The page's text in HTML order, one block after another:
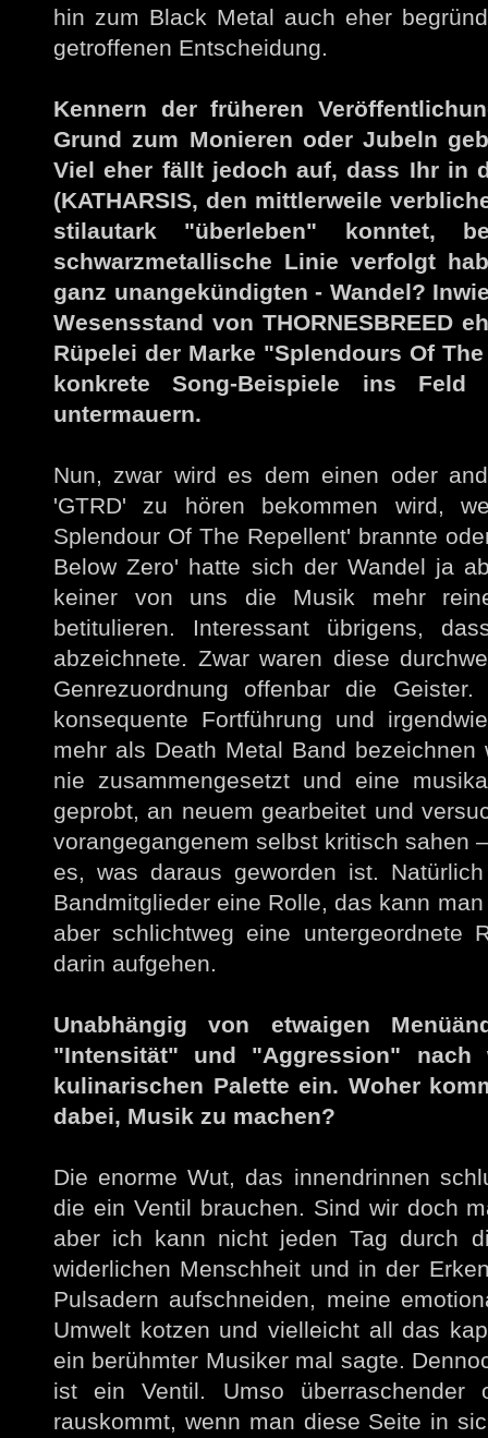
hin zum Black Metal auch eher
getroffenen Entscheidung.
Kennern der früheren
Grund zum Monieren oder Jubeln
Viel eher fällt jedoch auf, dass Ihr in
(KATHARSIS, den mittlerweile
stilautark "überleben"
schwarzmetallische Linie verfolgt
ganz unangekündigten - Wandel?
Wesensstand von THORNESBREED
Rüpelei der Marke "Splendours Of
konkrete Song-Beispiele ins
untermauern.
Nun, zwar wird es dem einen oder
'GTRD' zu hören bekommen wird,
Splendour Of The Repellent' brannte
Below Zero' hatte sich der Wandel ja
keiner von uns die Musik mehr
betitulieren. Interessant übrigens,
abzeichnete. Zwar waren diese
Genrezuordnung offenbar die
konsequente Fortführung und
mehr als Death Metal Band
nie zusammengesetzt und eine
geprobt, an neuem gearbeitet und
vorangegangenem selbst kritisch sahen
es, was daraus geworden ist.
Bandmitglieder eine Rolle, das kann
aber schlichtweg eine
darin aufgehen.
Unabhängig von etwaigen
"Intensität" und "Aggression"
kulinarischen Palette ein. Woher
dabei, Musik zu machen?
Die enorme Wut, das innendrinnen
die ein Ventil brauchen. Sind wir doch
aber ich kann nicht jeden Tag durch
widerlichen Menschheit und in der
Pulsadern aufschneiden, meine
Umwelt kotzen und vielleicht all das
ein berühmter Musiker mal sagte.
ist ein Ventil. Umso
rauskommt, wenn man diese Seite in